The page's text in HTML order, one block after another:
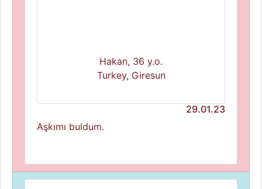
Hakan, 36 y.o.
Turkey, Giresun
29.01.23
Aşkımı buldum.